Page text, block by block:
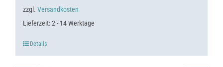
zzgl. Versandkosten
Lieferzeit:2 - 14 Werktage
Details